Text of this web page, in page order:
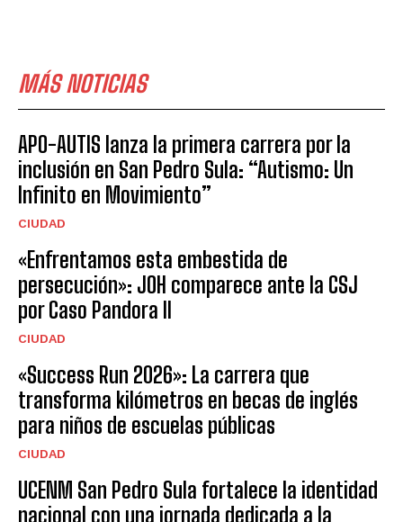
MÁS NOTICIAS
APO-AUTIS lanza la primera carrera por la
inclusión en San Pedro Sula: “Autismo: Un
Infinito en Movimiento”
CIUDAD
«Enfrentamos esta embestida de
persecución»: JOH comparece ante la CSJ
por Caso Pandora II
CIUDAD
«Success Run 2026»: La carrera que
transforma kilómetros en becas de inglés
para niños de escuelas públicas
CIUDAD
UCENM San Pedro Sula fortalece la identidad
nacional con una jornada dedicada a la